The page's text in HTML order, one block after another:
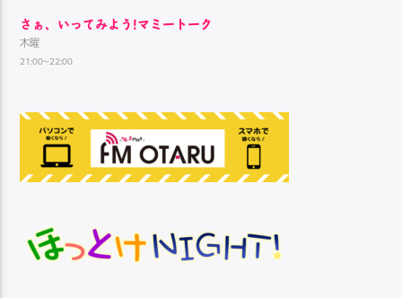
さぁ、いってみよう!マミートーク
木曜
21:00~22:00